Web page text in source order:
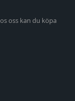
oss kan du köpa